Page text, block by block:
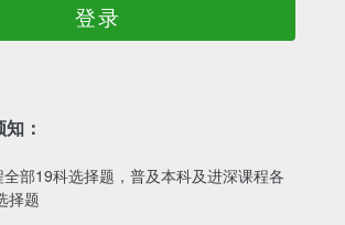
登录
：
全部19科选择题，普及本科及进深课程各
择题